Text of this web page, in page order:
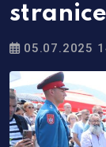
05.07.2025